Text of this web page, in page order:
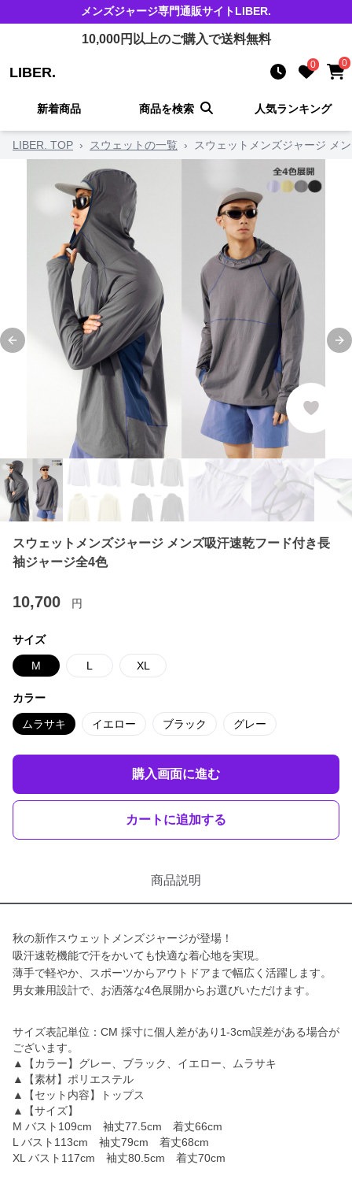
メンズジャージ専門通販サイトLIBER.
10,000円以上のご購入で送料無料
LIBER. 0 0
新着商品 商品を検索 人気ランキング
LIBER. TOP › スウェットの一覧 › スウェットメンズジャージ メ
Previous slide
スウェットメンズジャージ メンズ吸汗速乾フード付き長
袖ジャージ全4色
10,700 円
サイズ
M L XL
カラー
ムラサキ イエロー ブラック グレー
購入画面に進む
カートに追加する
商品説明
秋の新作スウェットメンズジャージが登場！
吸汗速乾機能で汗をかいても快適な着心地を実現。
薄手で軽やか、スポーツからアウトドアまで幅広く活躍します。
男女兼用設計で、お洒落な4色展開からお選びいただけます。
サイズ表記単位：CM 採寸に個人差があり1-3cm誤差がある場合が
ございます。
▲【カラー】グレー、ブラック、イエロー、ムラサキ
▲【素材】ポリエステル
▲【セット内容】トップス
▲【サイズ】
M バスト109cm 袖丈77.5cm 着丈66cm
L バスト113cm 袖丈79cm 着丈68cm
XL バスト117cm 袖丈80.5cm 着丈70cm